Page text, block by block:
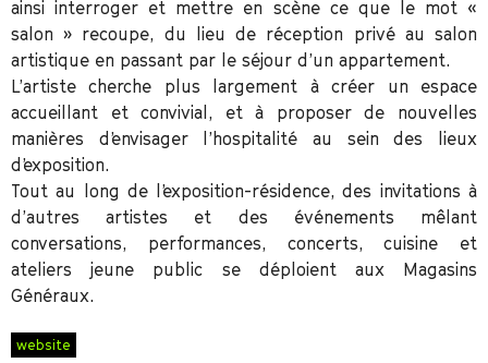
ainsi interroger et mettre en scène ce que le mot «
salon » recoupe, du lieu de réception privé au salon
artistique en passant par le séjour d’un appartement.
L’artiste cherche plus largement à créer un espace
accueillant et convivial, et à proposer de nouvelles
manières d’envisager l’hospitalité au sein des lieux
d’exposition.
Tout au long de l’exposition-résidence, des invitations à
d’autres artistes et des événements mêlant
conversations, performances, concerts, cuisine et
ateliers jeune public se déploient aux Magasins
Généraux.
website